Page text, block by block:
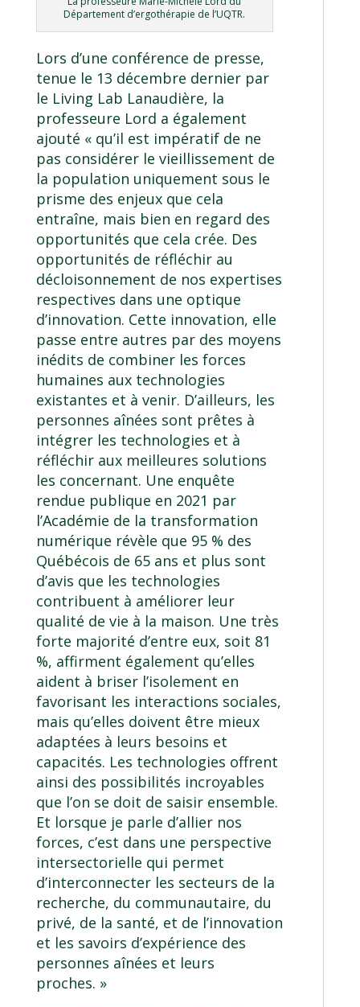
Département d’ergothérapie de l’UQTR.
Lors d’une conférence de presse,
tenue le 13 décembre dernier par
le Living Lab Lanaudière, la
professeure Lord a également
ajouté « qu’il est impératif de ne
pas considérer le vieillissement de
la population uniquement sous le
prisme des enjeux que cela
entraîne, mais bien en regard des
opportunités que cela crée. Des
opportunités de réfléchir au
décloisonnement de nos expertises
respectives dans une optique
d’innovation. Cette innovation, elle
passe entre autres par des moyens
inédits de combiner les forces
humaines aux technologies
existantes et à venir. D’ailleurs, les
personnes aînées sont prêtes à
intégrer les technologies et à
réfléchir aux meilleures solutions
les concernant. Une enquête
rendue publique en 2021 par
l’Académie de la transformation
numérique révèle que 95 % des
Québécois de 65 ans et plus sont
d’avis que les technologies
contribuent à améliorer leur
qualité de vie à la maison. Une très
forte majorité d’entre eux, soit 81
%, affirment également qu’elles
aident à briser l’isolement en
favorisant les interactions sociales,
mais qu’elles doivent être mieux
adaptées à leurs besoins et
capacités. Les technologies offrent
ainsi des possibilités incroyables
que l’on se doit de saisir ensemble.
Et lorsque je parle d’allier nos
forces, c’est dans une perspective
intersectorielle qui permet
d’interconnecter les secteurs de la
recherche, du communautaire, du
privé, de la santé, et de l’innovation
et les savoirs d’expérience des
personnes aînées et leurs
proches. »